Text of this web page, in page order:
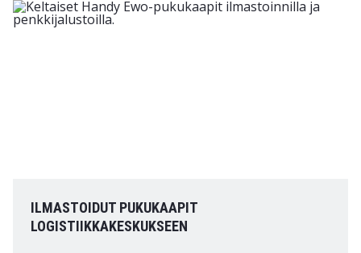
ILMASTOIDUT PUKUKAAPIT
LOGISTIIKKAKESKUKSEEN